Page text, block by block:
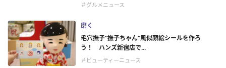
＃グルメニュース
磨く
毛穴撫子“撫子ちゃん”風似顔絵シールを作ろ
う！ ハンズ新宿店で...
＃ビューティーニュース